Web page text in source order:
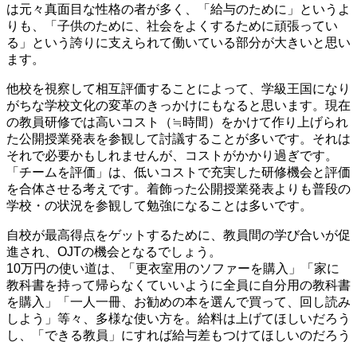
は元々真面目な性格の者が多く、「給与のために」というよ
りも、「子供のために、社会をよくするために頑張ってい
る」という誇りに支えられて働いている部分が大きいと思い
ます。
他校を視察して相互評価することによって、学級王国になり
がちな学校文化の変革のきっかけにもなると思います。現在
の教員研修では高いコスト（≒時間）をかけて作り上げられ
た公開授業発表を参観して討議することが多いです。それは
それで必要かもしれませんが、コストがかかり過ぎです。
「チームを評価」は、低いコストで充実した研修機会と評価
を合体させる考えです。着飾った公開授業発表よりも普段の
学校・の状況を参観して勉強になることは多いです。
自校が最高得点をゲットするために、教員間の学び合いが促
進され、OJTの機会となるでしょう。
10万円の使い道は、「更衣室用のソファーを購入」「家に
教科書を持って帰らなくていいように全員に自分用の教科書
を購入」「一人一冊、お勧めの本を選んで買って、回し読み
しよう」等々、多様な使い方を。給料は上げてほしいだろう
し、「できる教員」にすれば給与差もつけてほしいのだろう